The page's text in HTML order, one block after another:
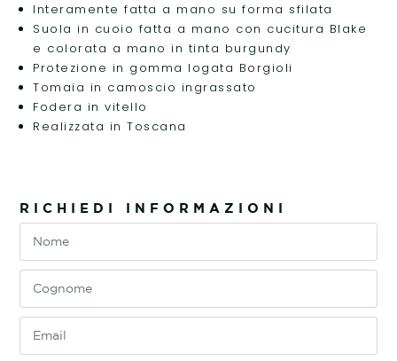
Interamente fatta a mano su forma sfilata
Suola in cuoio fatta a mano con cucitura Blake
e colorata a mano in tinta burgundy
Protezione in gomma logata Borgioli
Tomaia in camoscio ingrassato
Fodera in vitello
Realizzata in Toscana
RICHIEDI INFORMAZIONI